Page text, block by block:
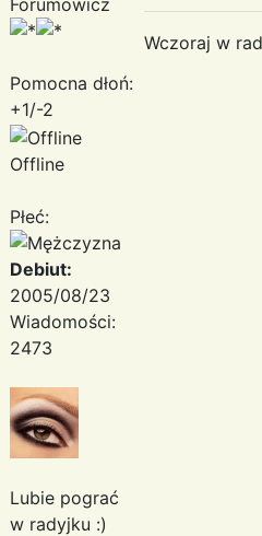
Pomocna dłoń:
+1/-2
Offline
Płeć:
Debiut:
2005/08/23
Wiadomości:
2473
Lubie pograć
w radyjku :)
Wczoraj w